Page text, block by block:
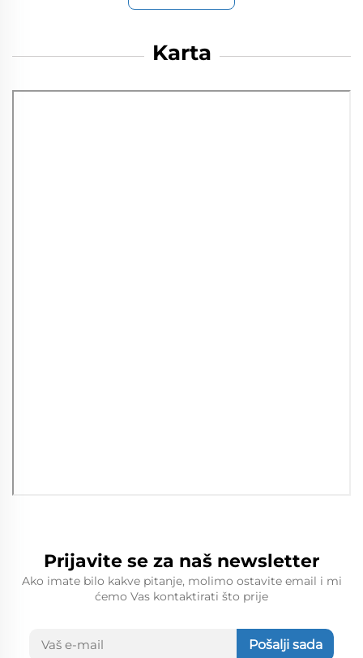
Karta
Prijavite se za naš newsletter
Ako imate bilo kakve pitanje, molimo ostavite email i mi
ćemo Vas kontaktirati što prije
Pošalji sada